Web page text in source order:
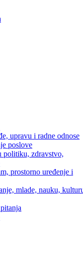
upravu i radne odnose
poslove
zdravstvo,
prostorno uređenje i
mlade, nauku,